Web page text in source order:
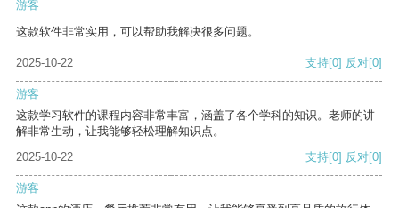
游客
这款软件非常实用，可以帮助我解决很多问题。
2025-10-22 支持[0] 反对[0]
游客
这款学习软件的课程内容非常丰富，涵盖了各个学科的知识。老师的讲
解非常生动，让我能够轻松理解知识点。
2025-10-22
支持[0] 反对[0]
游客